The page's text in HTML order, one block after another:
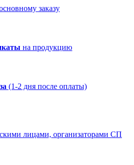
заказу
на продукцию
(1-2 дня после оплаты)
лицами, организаторами СП